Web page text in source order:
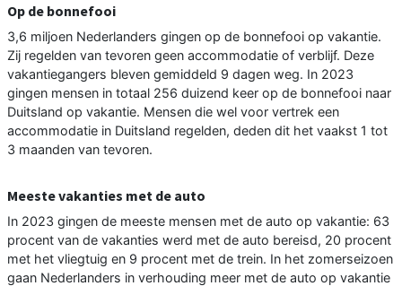
Op de bonnefooi
3,6 miljoen Nederlanders gingen op de bonnefooi op vakantie.
Zij regelden van tevoren geen accommodatie of verblijf. Deze
vakantiegangers bleven gemiddeld 9 dagen weg. In 2023
gingen mensen in totaal 256 duizend keer op de bonnefooi naar
Duitsland op vakantie. Mensen die wel voor vertrek een
accommodatie in Duitsland regelden, deden dit het vaakst 1 tot
3 maanden van tevoren.
Meeste vakanties met de auto
In 2023 gingen de meeste mensen met de auto op vakantie: 63
procent van de vakanties werd met de auto bereisd, 20 procent
met het vliegtuig en 9 procent met de trein. In het zomerseizoen
gaan Nederlanders in verhouding meer met de auto op vakantie